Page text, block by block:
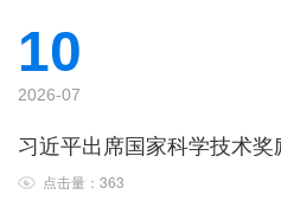
10
2026-07
点击量：363